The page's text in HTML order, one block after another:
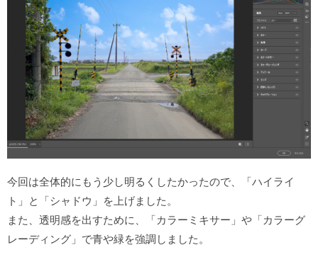
今回は全体的にもう少し明るくしたかったので、「ハイライ
ト」と「シャドウ」を上げました。
また、透明感を出すために、「カラーミキサー」や「カラーグ
レーディング」で青や緑を強調しました。